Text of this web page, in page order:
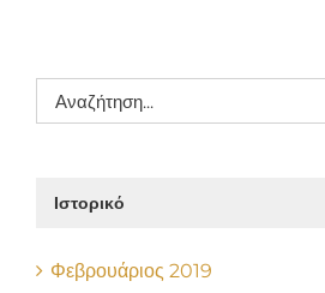
Αναζήτηση
για:
Ιστορικό
Φεβρουάριος 2019